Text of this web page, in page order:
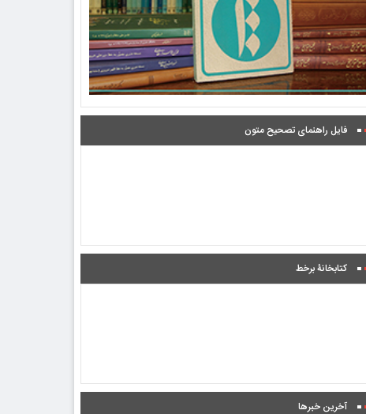
فایل راهنمای تصحیح متون
کتابخانۀ برخط
آخرین خبرها